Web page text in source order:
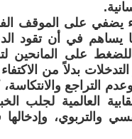
يضفي على الموقف
يساهم في أن تقود
على المانحين
بدلاً من الاكتفاء
التراجع والانتكاسة،
العالمية لجلب
والتربوي،